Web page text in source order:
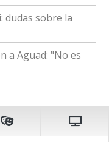
dudas sobre la
a Aguad: "No es